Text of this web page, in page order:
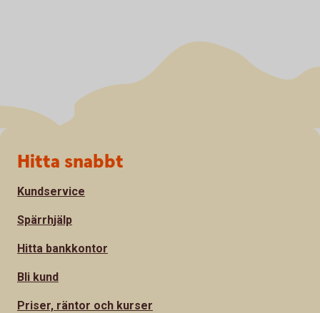
Sidfot
Hitta snabbt
Kundservice
Spärrhjälp
Hitta bankkontor
Bli kund
Priser, räntor och kurser